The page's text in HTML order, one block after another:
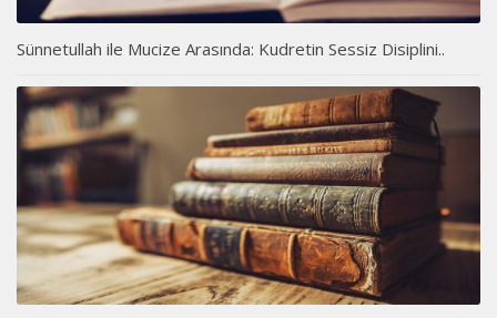
Sünnetullah ile Mucize Arasında: Kudretin Sessiz Disiplini..